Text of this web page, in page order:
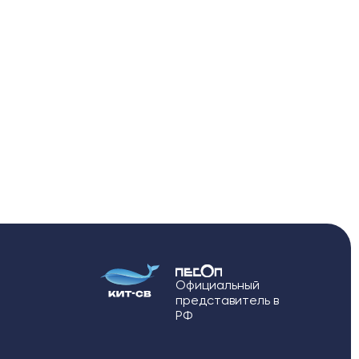
Официальный
представитель в
РФ